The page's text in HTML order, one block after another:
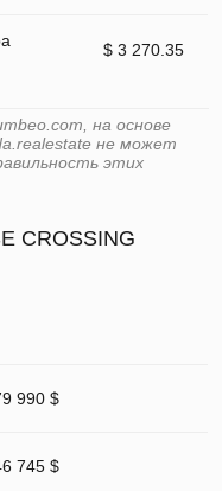
$ 3 270.35
на основе
не может
этих
CROSSING
990 $
745 $